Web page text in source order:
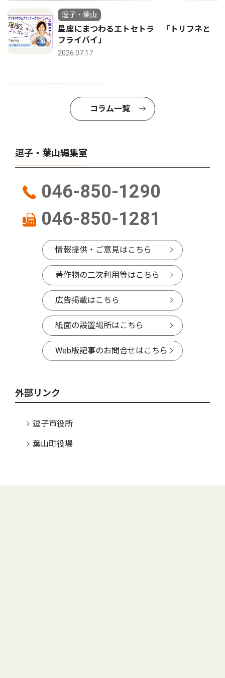
逗子・葉山
星座にまつわるエトセトラ 「トリフネと
フライバイ」
2026.07.17
コラム一覧
逗子・葉山編集室
046-850-1290
046-850-1281
情報提供・ご意見はこちら
著作物の二次利用等はこちら
広告掲載はこちら
紙面の設置場所はこちら
Web版記事のお問合せはこちら
外部リンク
逗子市役所
葉山町役場